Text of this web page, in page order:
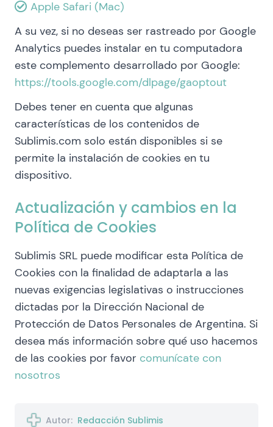
Apple Safari (Mac)
A su vez, si no deseas ser rastreado por Google
Analytics puedes instalar en tu computadora
este complemento desarrollado por Google:
https://tools.google.com/dlpage/gaoptout
Debes tener en cuenta que algunas
características de los contenidos de
Sublimis.com solo están disponibles si se
permite la instalación de cookies en tu
dispositivo.
Actualización y cambios en la
Política de Cookies
Sublimis SRL puede modificar esta Política de
Cookies con la finalidad de adaptarla a las
nuevas exigencias legislativas o instrucciones
dictadas por la Dirección Nacional de
Protección de Datos Personales de Argentina. Si
desea más información sobre qué uso hacemos
de las cookies por favor comunícate con
nosotros
Autor: Redacción Sublimis